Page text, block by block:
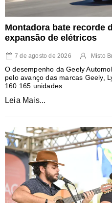
Montadora bate recorde
expansão de elétricos
7 de agosto de 2026 Misto
O desempenho da Geely
pelo avanço das marcas Geely,
160.165 unidades
Leia Mais...